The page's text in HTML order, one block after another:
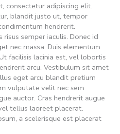
consectetur adipiscing elit.
blandit justo ut, tempor
hendrerit.
semper iaculis. Donec id
nec massa. Duis elementum
facilisis lacinia est, vel lobortis
arcu. Vestibulum sit amet
eget arcu blandit pretium
vulputate velit nec sem
auctor. Cras hendrerit augue
tellus laoreet placerat.
a scelerisque est placerat